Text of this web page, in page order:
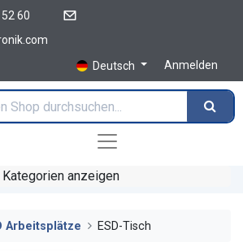
60
Deutsch
Anmelden
Kategorien anzeigen
Arbeitsplätze ESD-Tisch